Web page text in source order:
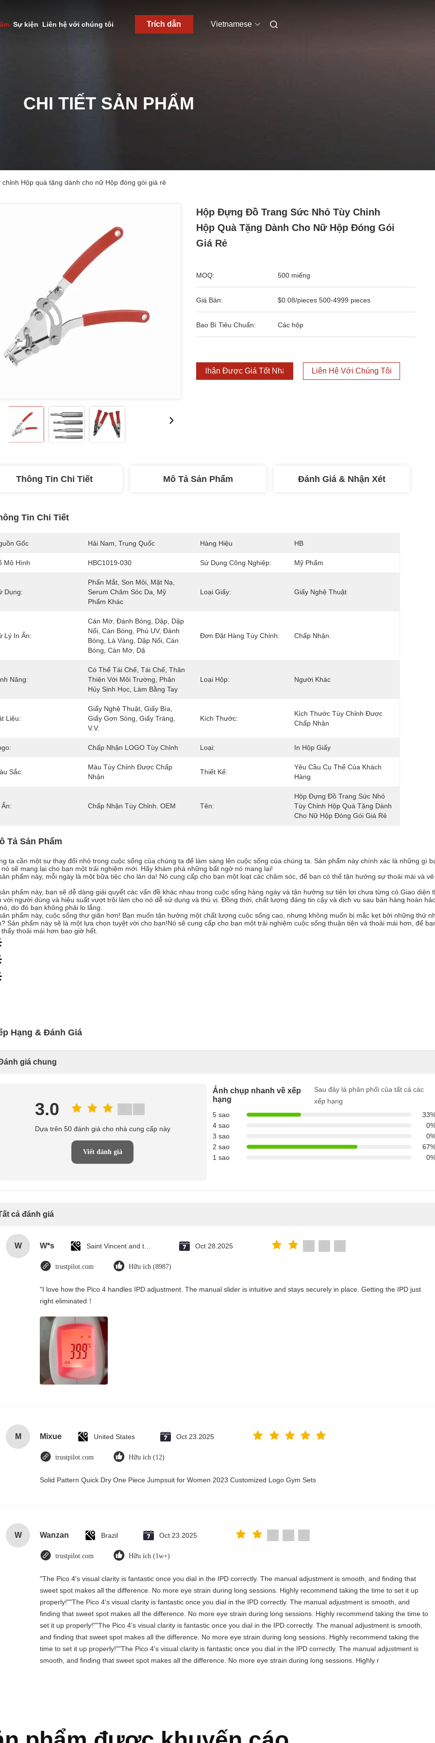
Sự kiện Liên hệ với chúng tôi Trích dẫn Vietnamese
CHI TIẾT SẢN PHẨM
Hộp quà tặng dành cho nữ Hộp đóng gói giá rẻ
Hộp Đựng Đồ Trang Sức Nhỏ Tùy Chỉnh
Hộp Quà Tặng Dành Cho Nữ Hộp Đóng Gói
Giá Rẻ
MOQ: 500 miếng
Giá Bán: $0.08/pieces 500-4999 pieces
Bao Bì Tiêu Chuẩn: Các hộp
Nhận Được Giá Tốt Nhất Liên Hệ Với Chúng Tôi
Thông Tin Chi Tiết Mô Tả Sản Phẩm Đánh Giá & Nhận Xét
Tin Chi Tiết
Gốc Hải Nam, Trung Quốc Hàng Hiệu HB
Mô Hình HBC1019-030 Sử Dụng Công Nghiệp: Mỹ Phẩm
Dụng:
Phấn Mắt, Son Môi, Mặt Nạ,
Serum Chăm Sóc Da, Mỹ
Phẩm Khác
Loại Giấy: Giấy Nghệ Thuật
Lý In Ấn:
Cán Mờ, Đánh Bóng, Dập, Dập
Nổi, Cán Bóng, Phủ UV, Đánh
Bóng, Lá Vàng, Dập Nổi, Cán
Bóng, Cán Mờ, Dậ
Đơn Đặt Hàng Tùy Chỉnh: Chấp Nhận.
Năng:
Có Thể Tái Chế, Tái Chế, Thân
Thiện Với Môi Trường, Phân
Hủy Sinh Học, Làm Bằng Tay
Loại Hộp: Người Khác
Liệu:
Giấy Nghệ Thuật, Giấy Bìa,
Giấy Gợn Sóng, Giấy Tráng,
V.v.
Kích Thước:
Kích Thước Tùy Chỉnh Được
Chấp Nhận
Chấp Nhận LOGO Tùy Chỉnh Loại: In Hộp Giấy
Sắc:
Màu Tùy Chỉnh Được Chấp
Nhận
Thiết Kế:
Yêu Cầu Cụ Thể Của Khách
Hàng
Ấn: Chấp Nhận Tùy Chỉnh. OEM Tên:
Hộp Đựng Đồ Trang Sức Nhỏ
Tùy Chỉnh Hộp Quà Tặng Dành
Cho Nữ Hộp Đóng Gói Giá Rẻ
Tả Sản Phẩm
ta cần một sự thay đổi nhỏ trong cuộc sống của chúng ta để làm sáng lên cuộc sống của chúng ta. Sản phẩm này chính xác là những gì
nó sẽ mang lại cho bạn một trải nghiệm mới. Hãy khám phá những bất ngờ nó mang lại!
phẩm này, mỗi ngày là một bữa tiệc cho làn da! Nó cung cấp cho bạn một loạt các chăm sóc, để bạn có thể tận hưởng sự thoải mái và vẻ
phẩm này, bạn sẽ dễ dàng giải quyết các vấn đề khác nhau trong cuộc sống hàng ngày và tận hưởng sự tiện lợi chưa từng có.Giao diện
với người dùng và hiệu suất vượt trội làm cho nó dễ sử dụng và thú vị. Đồng thời, chất lượng đáng tin cậy và dịch vụ sau bán hàng hoàn
do đó bạn không phải lo lắng.
phẩm này, cuộc sống thư giãn hơn! Bạn muốn tận hưởng một chất lượng cuộc sống cao, nhưng không muốn bị mắc kẹt bởi những thứ
Sản phẩm này sẽ là một lựa chọn tuyệt vời cho bạn!Nó sẽ cung cấp cho bạn một trải nghiệm cuộc sống thuận tiện và thoải mái hơn, để
thoải mái hơn bao giờ hết.
Hạng & Đánh Giá
giá chung
3.0
Dựa trên 50 đánh giá cho nhà cung cấp này
Viết đánh giá
Ảnh chụp nhanh về xếp
hạng
Sau đây là phân phối của tất cả các
xếp hạng
5 sao
4 sao
3 sao
2 sao
1 sao
cả đánh giá
W W*s Oct 28.2025
trustpilot.com Hữu ích (8987)
"I love how the Pico 4 handles IPD adjustment. The manual slider is intuitive and stays securely in place. Getting the IPD just
right eliminated！
M Mixue United States Oct 23.2025
trustpilot.com Hữu ích (12)
Solid Pattern Quick Dry One Piece Jumpsuit for Women 2023 Customized Logo Gym Sets
W Wanzan Brazil Oct 23.2025
trustpilot.com Hữu ích (1w+)
"The Pico 4's visual clarity is fantastic once you dial in the IPD correctly. The manual adjustment is smooth, and finding that
sweet spot makes all the difference. No more eye strain during long sessions. Highly recommend taking the time to set it up
properly!""The Pico 4's visual clarity is fantastic once you dial in the IPD correctly. The manual adjustment is smooth, and
finding that sweet spot makes all the difference. No more eye strain during long sessions. Highly recommend taking the time to
set it up properly!""The Pico 4's visual clarity is fantastic once you dial in the IPD correctly. The manual adjustment is smooth,
and finding that sweet spot makes all the difference. No more eye strain during long sessions. Highly recommend taking the
time to set it up properly!""The Pico 4's visual clarity is fantastic once you dial in the IPD correctly. The manual adjustment is
smooth, and finding that sweet spot makes all the difference. No more eye strain during long sessions. Highly r